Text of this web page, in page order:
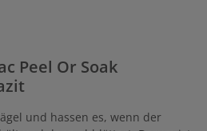
Peel Or Soak
und hassen es, wenn der